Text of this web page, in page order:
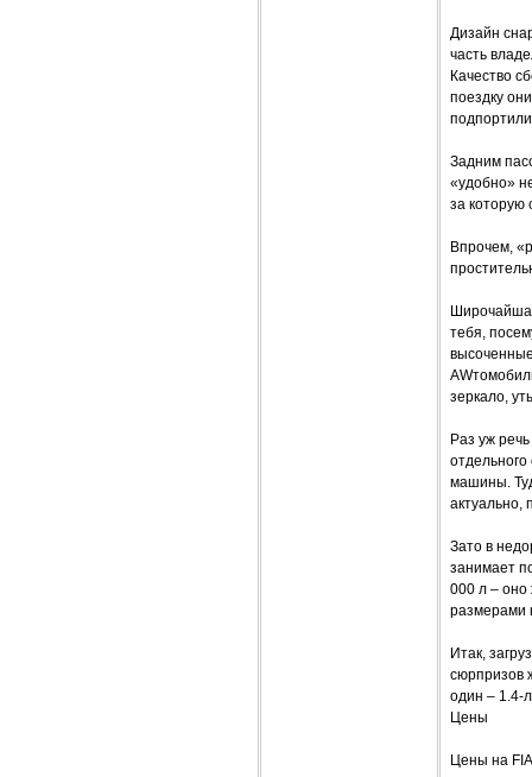
Дизайн
часть
Качество
поездку
Задним
«удобно»
за которую
Впрочем,
тебя,
зеркало,
Раз уж
машины.
актуально,
Зато в
занимает
000 л – оно
размерами
Итак,
сюрпризов
один – 1.4-
Цены
Цены на